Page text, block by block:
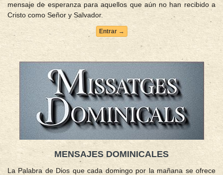
mensaje de esperanza para aquellos que aún no han recibido a
Cristo como Señor y Salvador.
Entrar →
MENSAJES DOMINICALES
La Palabra de Dios que cada domingo por la mañana se ofrece